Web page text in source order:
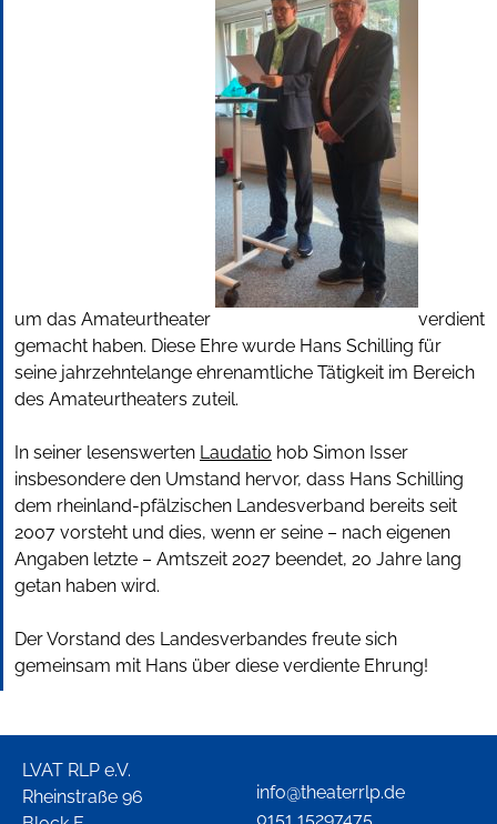
um das Amateurtheater
verdient
gemacht haben. Diese Ehre wurde Hans Schilling für
seine jahrzehntelange ehrenamtliche Tätigkeit im Bereich
des Amateurtheaters zuteil.
In seiner lesenswerten Laudatio hob Simon Isser
insbesondere den Umstand hervor, dass Hans Schilling
dem rheinland-pfälzischen Landesverband bereits seit
2007 vorsteht und dies, wenn er seine – nach eigenen
Angaben letzte – Amtszeit 2027 beendet, 20 Jahre lang
getan haben wird.
Der Vorstand des Landesverbandes freute sich
gemeinsam mit Hans über diese verdiente Ehrung!
LVAT RLP e.V.
Rheinstraße 96
info@theaterrlp.de
0151 15297475